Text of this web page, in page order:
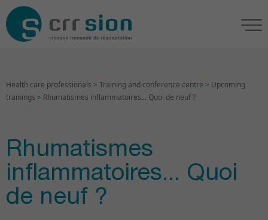
Health care professionals > Training and conference centre > Upcoming
trainings > Rhumatismes inflammatoires... Quoi de neuf ?
Rhumatismes
inflammatoires... Quoi
de neuf ?